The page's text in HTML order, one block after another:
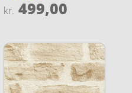
Vurderet
4.7
kr. 499,00